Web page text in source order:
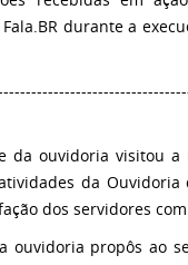
durante a
da ouvidoria visitou a
da Ouvidoria
dos servidores
ouvidoria propôs ao